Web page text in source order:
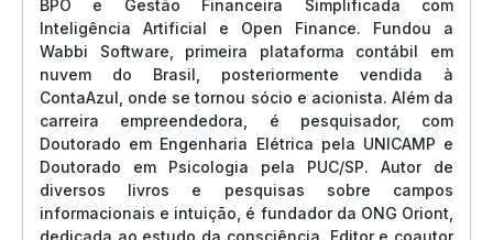
BPO e Gestão Financeira Simplificada com
Inteligência Artificial e Open Finance. Fundou a
Wabbi Software, primeira plataforma contábil em
nuvem do Brasil, posteriormente vendida à
ContaAzul, onde se tornou sócio e acionista. Além da
carreira empreendedora, é pesquisador, com
Doutorado em Engenharia Elétrica pela UNICAMP e
Doutorado em Psicologia pela PUC/SP. Autor de
diversos livros e pesquisas sobre campos
informacionais e intuição, é fundador da ONG Oriont,
dedicada ao estudo da consciência. Editor e coautor